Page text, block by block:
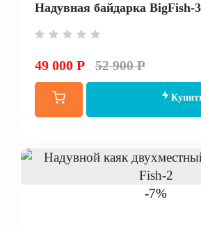
Надувная байдарка BigFish-3
49 000 Р 52 900 Р
-7%